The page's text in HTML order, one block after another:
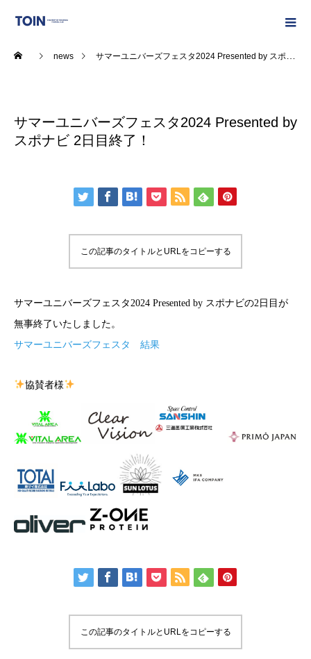
news サマーユニバーズフェスタ2024 Presented by スポナビ 2日目終了！
サマーユニバーズフェスタ2024 Presented by
スポナビ 2日目終了！
この記事のタイトルとURLをコピーする
サマーユニバーズフェスタ2024 Presented by スポナビの2日目が
無事終了いたしました。
サマーユニバーズフェスタ 結果
協賛者様
この記事のタイトルとURLをコピーする